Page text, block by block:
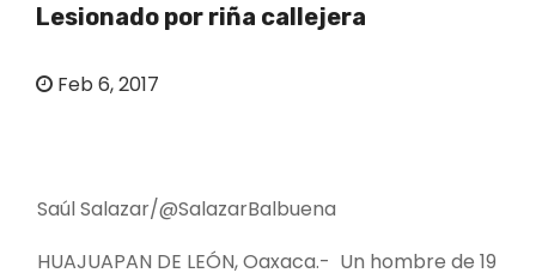
Lesionado por riña callejera
Feb 6, 2017
Saúl Salazar/@SalazarBalbuena
HUAJUAPAN DE LEÓN, Oaxaca.- Un hombre de 19